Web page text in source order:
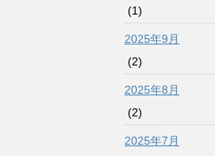
(1)
2025年9月
(2)
2025年8月
(2)
2025年7月